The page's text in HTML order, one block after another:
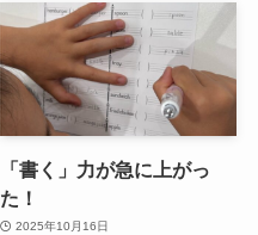
「書く」力が急に上がっ
た！
2025年10月16日